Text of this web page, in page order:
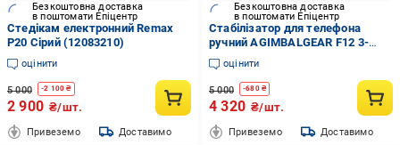
Безкоштовна доставка
в поштомати Епіцентр
Стедікам електронний Remax
P20 Сірий (12083210)
оцінити
5 000 -2 100 ₴
2 900 ₴/шт.
Привеземо Доставимо
Безкоштовна доставка
в поштомати Епіцентр
Стабілізатор для телефона
ручний AGIMBALGEAR F12 3-
осьовий з інтелектуальним
відстеженням обличчя White
(120321686)
оцінити
5 000 -680₴
4 320 ₴/шт.
Привеземо Доставимо